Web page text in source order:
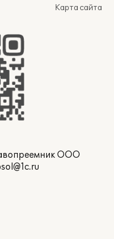
Карта сайта
ООО